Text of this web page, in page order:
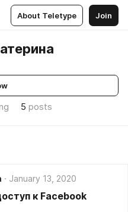
About Teletype Join
5 posts
January 13, 2020
к Facebook